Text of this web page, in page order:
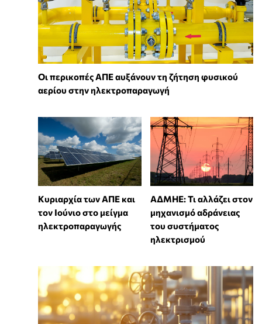
Οι περικοπές ΑΠΕ αυξάνουν τη ζήτηση φυσικού
αερίου στην ηλεκτροπαραγωγή
Κυριαρχία των ΑΠΕ και
τον Ιούνιο στο μείγμα
ηλεκτροπαραγωγής
ΑΔΜΗΕ: Τι αλλάζει στον
μηχανισμό αδράνειας
του συστήματος
ηλεκτρισμού